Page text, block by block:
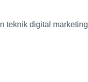
teknik digital marketing